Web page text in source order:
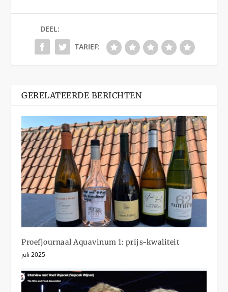
DEEL:
TARIEF:
GERELATEERDE BERICHTEN
Proefjournaal Aquavinum 1: prijs-kwaliteit
juli 2025